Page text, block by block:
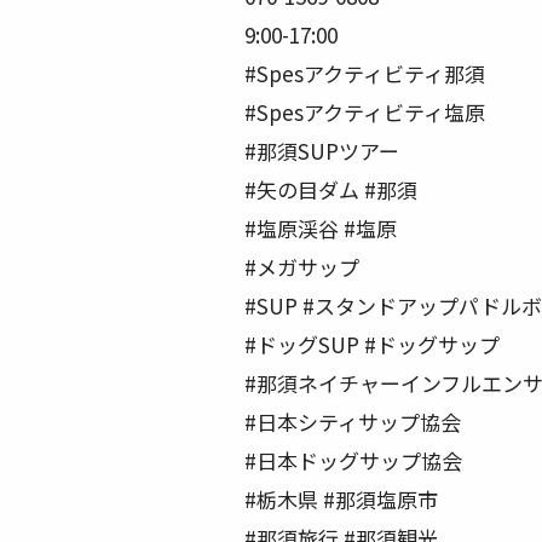
9:00-17:00
#Spesアクティビティ那須
#Spesアクティビティ塩原
#那須SUPツアー
#矢の目ダム #那須
#塩原渓谷 #塩原
#メガサップ
#SUP #スタンドアップパドル
#ドッグSUP #ドッグサップ
#那須ネイチャーインフルエン
#日本シティサップ協会
#日本ドッグサップ協会
#栃木県 #那須塩原市